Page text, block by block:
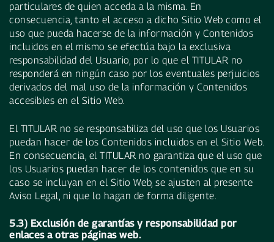
particulares de quien acceda a la misma. En
consecuencia, tanto el acceso a dicho Sitio Web como el
uso que pueda hacerse de la información y Contenidos
incluidos en el mismo se efectúa bajo la exclusiva
responsabilidad del Usuario, por lo que el TITULAR no
responderá en ningún caso por los eventuales perjuicios
derivados del mal uso de la información y Contenidos
accesibles en el Sitio Web.
El TITULAR no se responsabiliza del uso que los Usuarios
puedan hacer de los Contenidos incluidos en el Sitio Web.
En consecuencia, el TITULAR no garantiza que el uso que
los Usuarios puedan hacer de los contenidos que en su
caso se incluyan en el Sitio Web, se ajusten al presente
Aviso Legal, ni que lo hagan de forma diligente.
5.3) Exclusión de garantías y responsabilidad por
enlaces a otras páginas web.